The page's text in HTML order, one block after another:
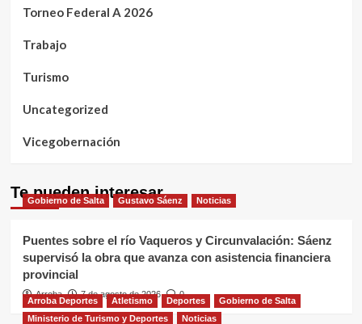
Torneo Federal A 2026
Trabajo
Turismo
Uncategorized
Vicegobernación
Te pueden interesar
Gobierno de Salta Gustavo Sáenz Noticias
Puentes sobre el río Vaqueros y Circunvalación: Sáenz
supervisó la obra que avanza con asistencia financiera
provincial
Arroba 7 de agosto de 2026 0
Arroba Deportes Atletismo Deportes
Gobierno de Salta
Ministerio de Turismo y Deportes
Noticias